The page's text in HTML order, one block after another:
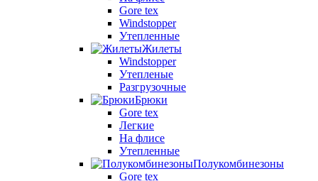
Gore tex
Windstopper
Утепленные
Жилеты
Windstopper
Утепленые
Разгрузочные
Брюки
Gore tex
Легкие
На флисе
Утепленные
Полукомбинезоны
Gore tex